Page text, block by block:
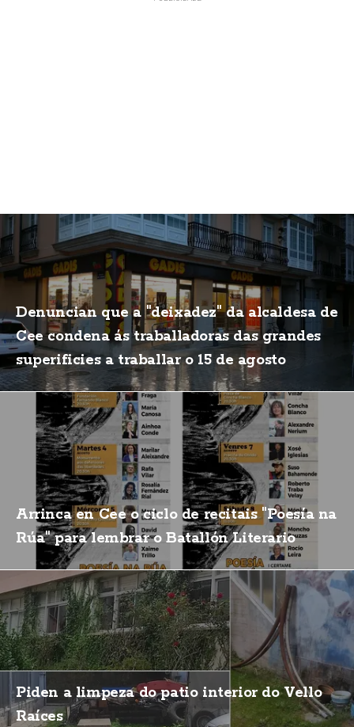
Denuncian que a "deixadez" da alcaldesa de
Cee condena ás traballadoras das grandes
superificies a traballar o 15 de agosto
Arrinca en Cee o ciclo de recitais "Poesía na
Rúa" para lembrar o Batallón Literario
Piden a limpeza do patio interior do Vello
Raíces